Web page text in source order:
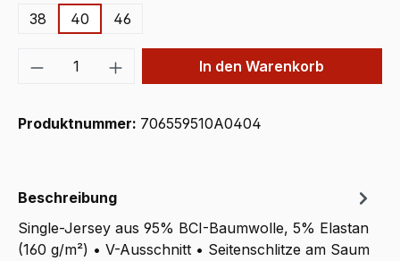
38
40 46
Produkt Anzahl: Gib denIn den Warenkorb
Produktnummer: 706559510A0404
Beschreibung
Single-Jersey aus 95% BCI-Baumwolle, 5% Elastan
(160 g/m²) • V-Ausschnitt • Seitenschlitze am Saum